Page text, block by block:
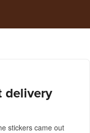
delivery
stickers came out